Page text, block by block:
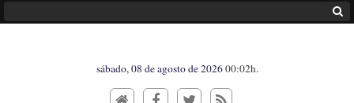
sábado, 08 de agosto de 202600:02h.